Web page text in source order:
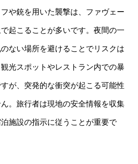
や銃を用いた襲撃は、ファヴェー
起こることが多いです。夜間の一
ない場所を避けることでリスクは
光スポットやレストラン内での暴
が、突発的な衝突が起こる可能性
。旅行者は現地の安全情報を収集
施設の指示に従うことが重要で